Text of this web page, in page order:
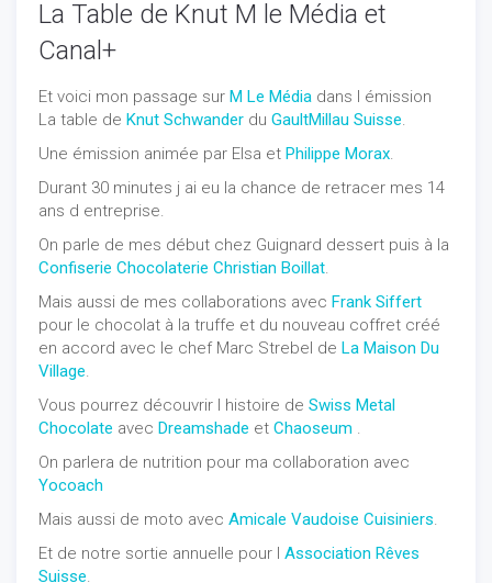
La Table de Knut M le Média et
Canal+
Et voici mon passage sur M Le Média dans l émission
La table de Knut Schwander du GaultMillau Suisse.
Une émission animée par Elsa et Philippe Morax.
Durant 30 minutes j ai eu la chance de retracer mes 14
ans d entreprise.
On parle de mes début chez Guignard dessert puis à la
Confiserie Chocolaterie Christian Boillat.
Mais aussi de mes collaborations avec Frank Siffert
pour le chocolat à la truffe et du nouveau coffret créé
en accord avec le chef Marc Strebel de La Maison Du
Village.
Vous pourrez découvrir l histoire de Swiss Metal
Chocolate avec Dreamshade et Chaoseum .
On parlera de nutrition pour ma collaboration avec
Yocoach
Mais aussi de moto avec Amicale Vaudoise Cuisiniers.
Et de notre sortie annuelle pour l Association Rêves
Suisse.